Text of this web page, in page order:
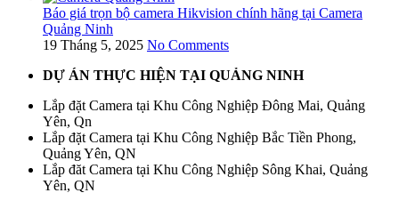
Báo giá trọn bộ camera Hikvision chính hãng tại Camera
Quảng Ninh
19 Tháng 5, 2025 No Comments
DỰ ÁN THỰC HIỆN TẠI QUẢNG NINH
Lắp đặt Camera tại Khu Công Nghiệp Đông Mai, Quảng
Yên, Qn
Lắp đặt Camera tại Khu Công Nghiệp Bắc Tiền Phong,
Quảng Yên, QN
Lắp đăt Camera tại Khu Công Nghiệp Sông Khai, Quảng
Yên, QN